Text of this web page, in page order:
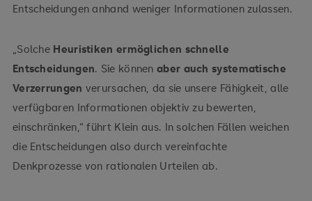
Entscheidungen anhand weniger Informationen zulassen.
„Solche Heuristiken ermöglichen schnelle
Entscheidungen. Sie könnenaber auch systematische
Verzerrungen verursachen, da sie unsere Fähigkeit, alle
verfügbaren Informationen objektiv zu bewerten,
einschränken,“ führt Klein aus. In solchen Fällen weichen
die Entscheidungen also durch vereinfachte
Denkprozesse von rationalen Urteilen ab.